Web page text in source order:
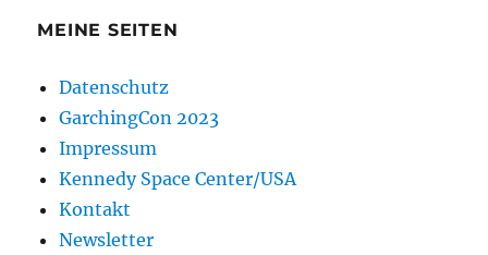
MEINE SEITEN
Datenschutz
GarchingCon 2023
Impressum
Kennedy Space Center/USA
Kontakt
Newsletter